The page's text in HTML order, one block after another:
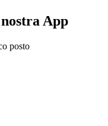
App
posto